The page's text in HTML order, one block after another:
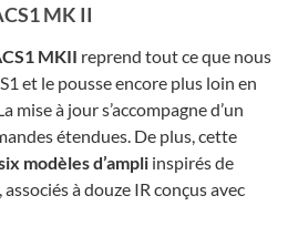
MK II
MKII reprend tout ce que nous
et le pousse encore plus loin en
mise à jour s’accompagne d’un
étendues. De plus, cette
modèles d’ampli inspirés de
à douze IR conçus avec